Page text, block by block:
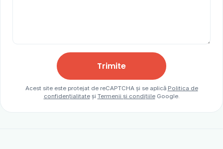
Trimite
Acest site este protejat de reCAPTCHA și se aplică Politica de
confidențialitateși Termenii și condițiileGoogle.